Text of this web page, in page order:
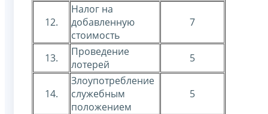
12.
Налог на
добавленную
стоимость
7
13.
Проведение
лотерей
5
14.
Злоупотребление
служебным
положением
5